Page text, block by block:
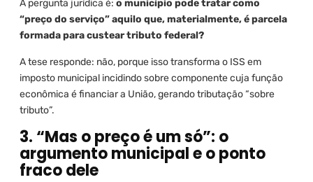
A pergunta jurídica é: o município pode tratar como
“preço do serviço” aquilo que, materialmente, é parcela
formada para custear tributo federal?
A tese responde: não, porque isso transforma o ISS em
imposto municipal incidindo sobre componente cuja função
econômica é financiar a União, gerando tributação “sobre
tributo”.
3. “Mas o preço é um só”: o
argumento municipal e o ponto
fraco dele